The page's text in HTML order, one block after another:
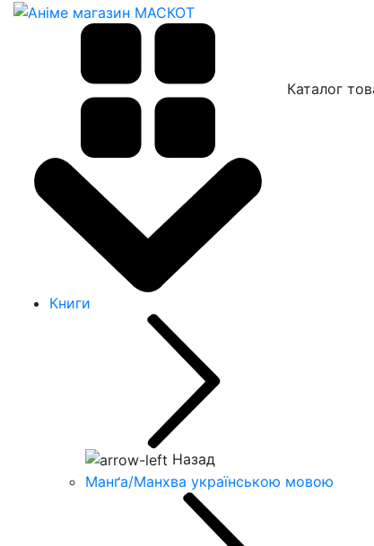
Каталог
Книги
Назад
Манґа/Манхва українською мовою